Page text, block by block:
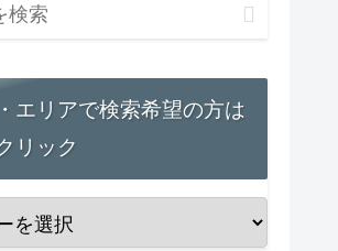
エリアで検索希望の方は
リック